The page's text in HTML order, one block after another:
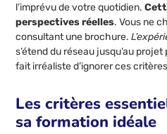
l’imprévu de votre quotidien.
perspectives réelles. Vous ne
consultant une brochure.
s’étend du réseau jusqu’au
fait irréaliste d’ignorer ces
Les critères
sa formation idéale